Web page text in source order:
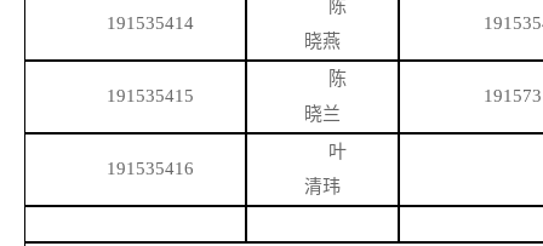
191535414
陈
晓燕
191535415
陈
晓兰
191535416
叶
清玮